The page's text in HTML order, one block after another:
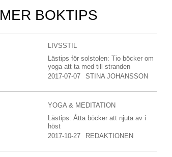
MER BOKTIPS
LIVSSTIL
Lästips för solstolen: Tio böcker om
yoga att ta med till stranden
2017-07-07
STINA JOHANSSON
YOGA & MEDITATION
Lästips: Åtta böcker att njuta av i
höst
2017-10-27
REDAKTIONEN